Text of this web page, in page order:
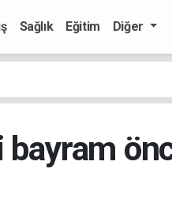
Sağlık Eğitim Diğer
bayram